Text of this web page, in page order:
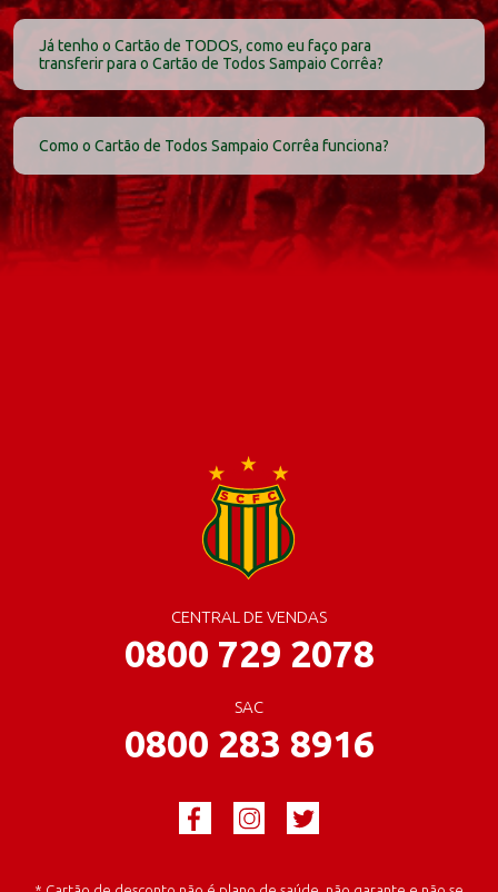
Já tenho o Cartão de TODOS, como eu faço para
transferir para o Cartão de TodosSampaio Corrêa?
Como o Cartão de TodosSampaio Corrêa funciona?
CENTRAL DE VENDAS
0800 729 2078
SAC
0800 283 8916